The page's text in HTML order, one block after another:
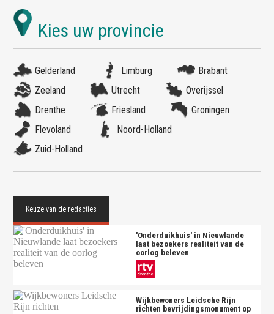
Gelderland Limburg
Brabant
Zeeland
Utrecht
Overijssel
Drenthe
Friesland
Groningen
Flevoland
Noord-Holland
Zuid-Holland
'Onderduikhuis' in Nieuwlande
laat bezoekers realiteit van de
oorlog beleven
Wijkbewoners Leidsche Rijn
richten bevrijdingsmonument op